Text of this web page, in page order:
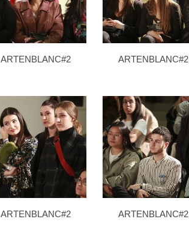
ARTENBLANC#2 ARTENBLANC#2
ARTENBLANC#2 ARTENBLANC#2